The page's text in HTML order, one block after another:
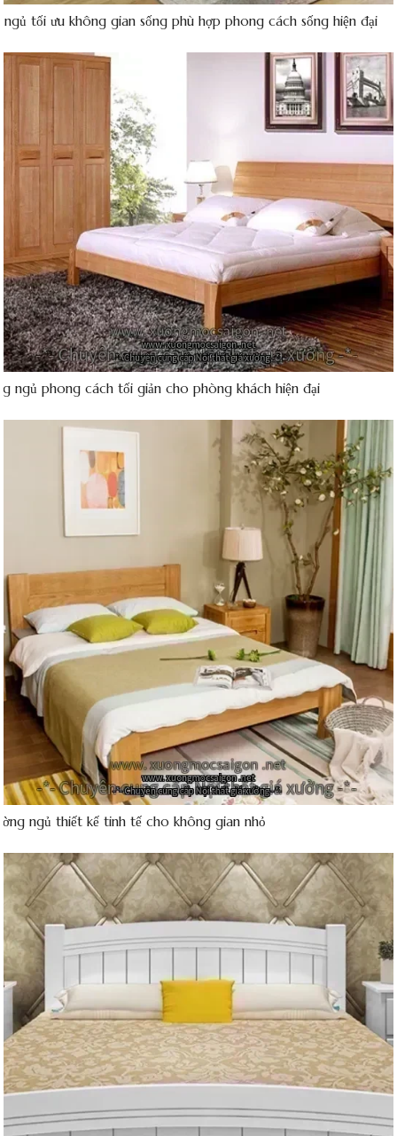
tối ưu không gian sống phù hợp phong cách sống hiện đại
ngủ phong cách tối giản cho phòng khách hiện đại
ngủ thiết kế tinh tế cho không gian nhỏ